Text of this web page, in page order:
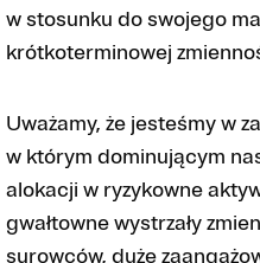
w stosunku do swojego
krótkoterminowej
Uważamy, że jesteśmy w
w którym dominującym
alokacji w ryzykowne
gwałtowne wystrzały
surowców, duże